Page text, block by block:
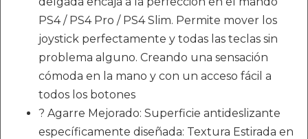
PS4 / PS4 Pro / PS4 Slim. Permite mover los
joystick perfectamente y todas las teclas sin
problema alguno. Creando una sensación
cómoda en la mano y con un acceso fácil a
todos los botones
? Agarre Mejorado: Superficie antideslizante
específicamente diseñada: Textura Estirada en